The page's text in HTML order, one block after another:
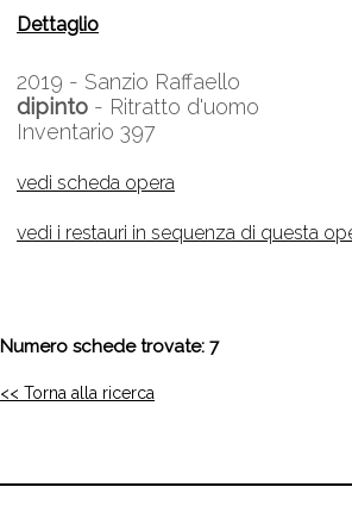
Dettaglio
2019 - Sanzio Raffaello
dipinto - Ritratto d'uomo
Inventario 397
vedi scheda opera
vedi i restauri in sequenza di questa
Numero schede trovate: 7
<< Torna alla ricerca